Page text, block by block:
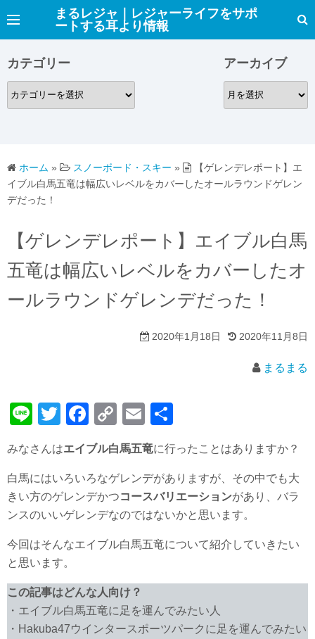
ン
ン
ツ
プ
まるレジャ｜レジャーライフをサポ
ートする耳より情報
カテゴリー
カ
テ
ー
アーカイブ
ア
ー
ブ
ホーム » スノーボード・スキー »
【ゲレンデレポート】エ
イブル白馬五竜は幅広いレベルをカバーしたオールラウンドゲレン
デだった！
【ゲレンデレポート】エイブル白馬
五竜は幅広いレベルをカバーしたオ
ールラウンドゲレンデだった！
2020年1月18日 2020年11月8日
まるまる
Li
e
T
tt
er
F
a
c
e
b
o
o
C
o
p
y
Li
n
k
E
m
ail
みなさんはエイブル白馬五竜に行ったことはありますか？
白馬にはいろいろなゲレンデがありますが、その中でも大
きい方のゲレンデかつコースバリエーションがあり、バラ
ンスのいいゲレンデなのではないかと思います。
今回はそんなエイブル白馬五竜について紹介していきたい
と思います。
この記事はどんな人向け？
・エイブル白馬五竜に足を運んでみたい人
・Hakuba47ウインタースポーツパークに足を運んでみたい